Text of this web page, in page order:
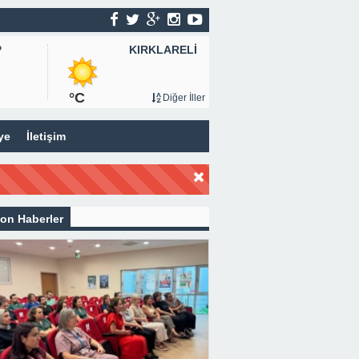
KIRKLARELİ
°C Diğer İller
İletişim
Haberler